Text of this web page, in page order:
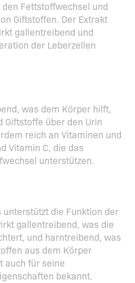
Fettstoffwechsel und
Giftstoffen. Der Extrakt
gallentreibend und
der Leberzellen
was dem Körper hilft,
Giftstoffe über den Urin
reich an Vitaminen und
Vitamin C, die das
unterstützen.
unterstützt die Funktion der
gallentreibend, was die
und harntreibend, was
aus dem Körper
auch für seine
bekannt.